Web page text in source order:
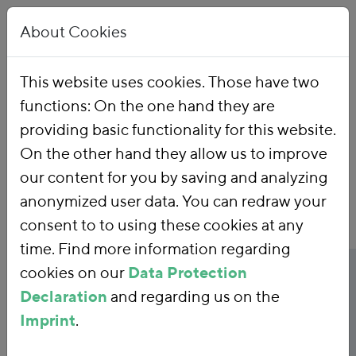
Publications
Publicationtitle
Ausnahmen vom
CO2-Preis für den
About Cookies
This website uses cookies. Those have two
functions: On the one hand they are
providing basic functionality for this website.
On the other hand they allow us to improve
our content for you by saving and analyzing
anonymized user data. You can redraw your
consent to to using these cookies at any
time. Find more information regarding
cookies on our Data Protection
Declaration and regarding us on the
Imprint.